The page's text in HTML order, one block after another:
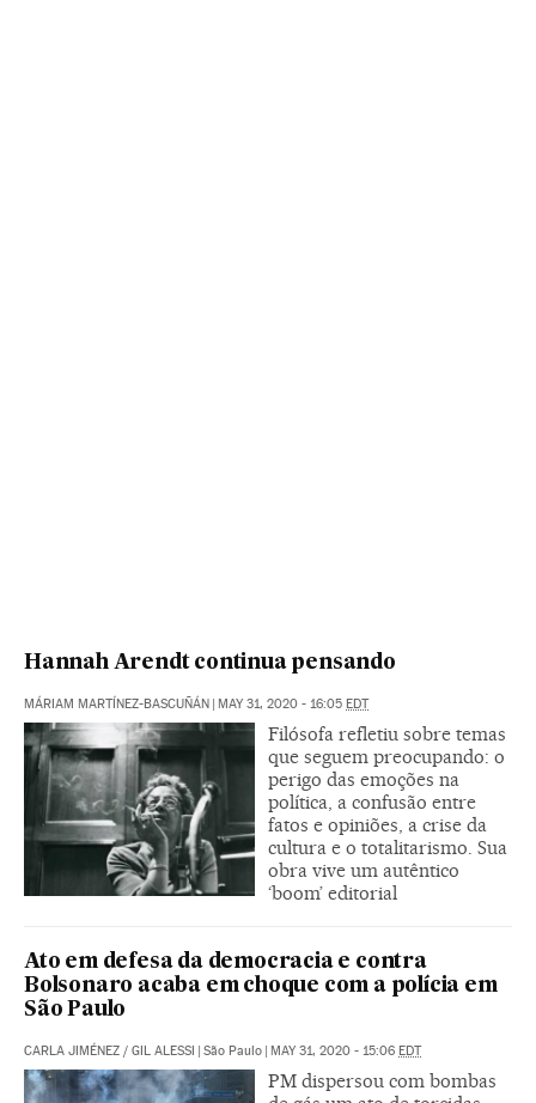
Hannah Arendt continua pensando
MÁRIAM MARTÍNEZ-BASCUÑÁN | MAY 31, 2020 - 16:05 EDT
Filósofa refletiu sobre temas
que seguem preocupando: o
perigo das emoções na
política, a confusão entre
fatos e opiniões, a crise da
cultura e o totalitarismo. Sua
obra vive um autêntico
‘boom’ editorial
Ato em defesa da democracia e contra
Bolsonaro acaba em choque com a polícia em
São Paulo
CARLA JIMÉNEZ / GIL ALESSI | São Paulo | MAY 31, 2020 - 15:06 EDT
PM dispersou com bombas